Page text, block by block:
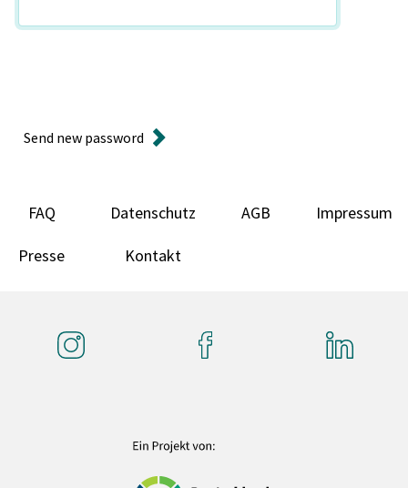
Send new password
FAQ Datenschutz AGB Impressum
Presse Kontakt